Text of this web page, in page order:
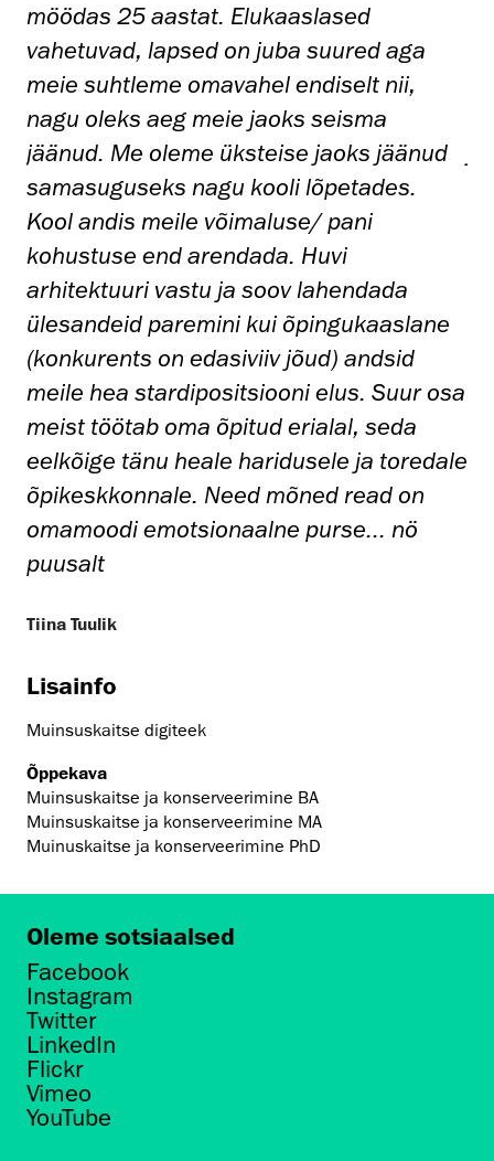
möödas 25 aastat. Elukaaslased
vahetuvad, lapsed on juba suured aga
meie suhtleme omavahel endiselt nii,
nagu oleks aeg meie jaoks seisma
jäänud. Me oleme üksteise jaoks jäänud
samasuguseks nagu kooli lõpetades.
Kool andis meile võimaluse/ pani
kohustuse end arendada. Huvi
arhitektuuri vastu ja soov lahendada
ülesandeid paremini kui õpingukaaslane
(konkurents on edasiviiv jõud) andsid
meile hea stardipositsiooni elus. Suur osa
meist töötab oma õpitud erialal, seda
eelkõige tänu heale haridusele ja toredale
õpikeskkonnale. Need mõned read on
omamoodi emotsionaalne purse... nö
puusalt
Tiina Tuulik
Lisainfo
Muinsuskaitse digiteek
Õppekava
Muinsuskaitse ja konserveerimine BA
Muinsuskaitse ja konserveerimine MA
Muinuskaitse ja konserveerimine PhD
Oleme sotsiaalsed
Facebook
Instagram
Twitter
LinkedIn
Flickr
Vimeo
YouTube